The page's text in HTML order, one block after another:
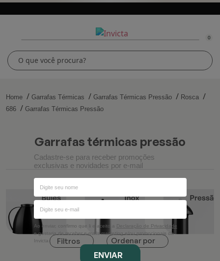
0
Home Garrafas Térmicas Garrafas Térmicas Pressão
Rosca
686
Garrafas Térmicas Pressão
garrafas térmicas pressão
Filtros Ordenar por
Cadastre-se para receber promoções
exclusivas e novidades por e-mail
Ao enviar, confirmo que li e aceito a
Declaração de Privacidade
e gostaria de receber e-mails marketing e/ou promocionais da
Invicta
ENVIAR